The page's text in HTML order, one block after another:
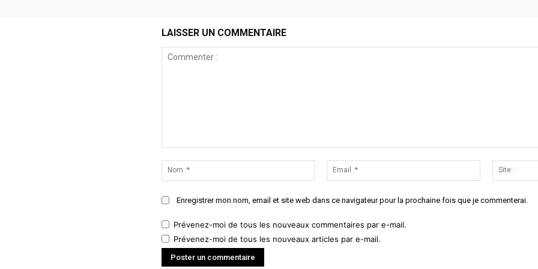
LAISSER UN COMMENTAIRE
:*
Email
:*
Enregistrer mon nom, email et site web dans ce navigateur pour la prochaine fois que je commenterai.
Prévenez-moi de tous les nouveaux commentaires par e-mail.
Prévenez-moi de tous les nouveaux articles par e-mail.